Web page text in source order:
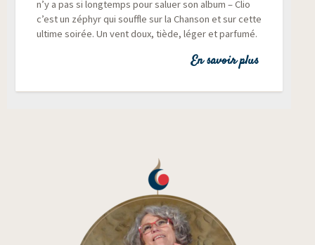
n’y a pas si long­temps pour saluer son album – Clio
c’est un zéphyr qui souffle sur la Chan­son et sur cette
ultime soi­rée. Un vent doux, tiède, léger et parfumé.
En savoir plus